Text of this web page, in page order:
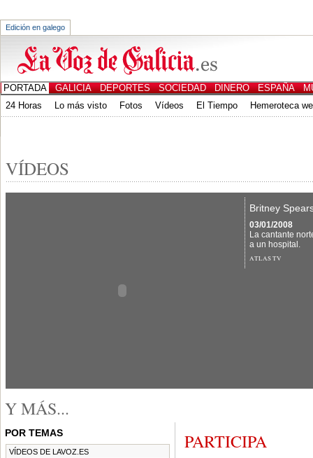
Edición en galego
PORTADA
24 Horas
Lo más visto Fotos Vídeos El Tiempo Hemeroteca
GALICIA DEPORTES SOCIEDAD DINERO ESPAÑA
VÍDEOS
Britney
03/01/2008
La cantante
a un hospital.
ATLAS TV
Y MÁS...
POR TEMAS
VÍDEOS DE LAVOZ.ES PARTICIPA